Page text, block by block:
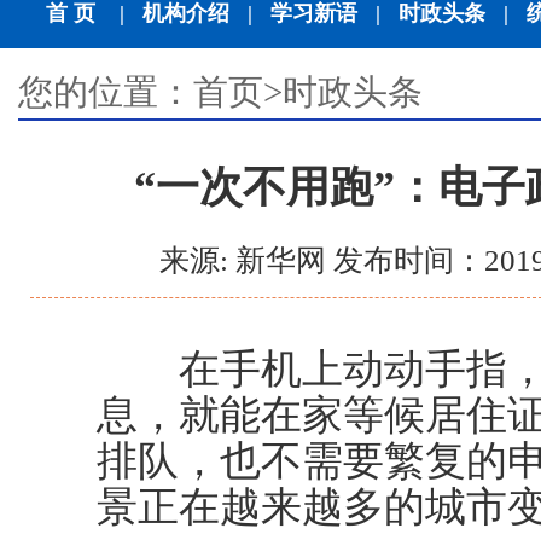
首 页 | 机构介绍 | 学习新语 | 时政头条 |
您的位置： 首页>时政头条
“一次不用跑”：电
来源: 新华网 发布时间：
在手机上动动手指，
息，就能在家等候居住
排队，也不需要繁复
景正在越来越多的城市